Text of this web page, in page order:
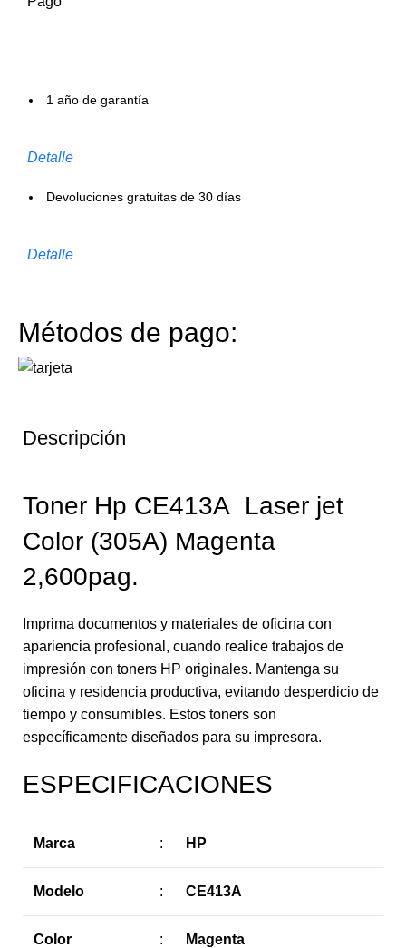
1 año de garantía
Detalle
Devoluciones gratuitas de 30 días
Detalle
Métodos de pago:
Descripción
Toner Hp CE413A Laser jet
Color (305A) Magenta
2,600pag.
Imprima documentos y materiales de oficina con
apariencia profesional, cuando realice trabajos de
impresión con toners HP originales. Mantenga su
oficina y residencia productiva, evitando desperdicio de
tiempo y consumibles. Estos toners son
específicamente diseñados para su impresora.
ESPECIFICACIONES
Marca : HP
Modelo : CE413A
Color : Magenta